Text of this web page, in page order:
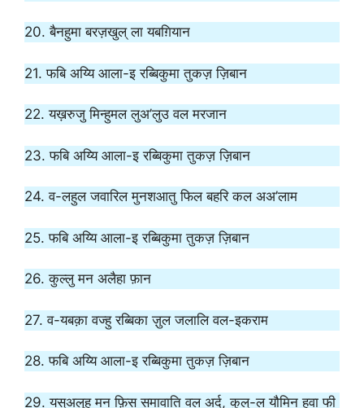
20. बैनहुमा बरज़खुल् ला यबग़ियान
21. फबि अय्यि आला-इ रब्बिकुमा तुकज़ ज़िबान
22. यख़रुजु मिन्हुमल लुअ’लुउ वल मरजान
23. फबि अय्यि आला-इ रब्बिकुमा तुकज़ ज़िबान
24. व-लहुल जवारिल मुनशआतु फिल बहरि कल अअ’लाम
25. फबि अय्यि आला-इ रब्बिकुमा तुकज़ ज़िबान
26. कुल्लु मन अलैहा फ़ान
27. व-यबक़ा वज्हु रब्बिका ज़ुल जलालि वल-इकराम
28. फबि अय्यि आला-इ रब्बिकुमा तुकज़ ज़िबान
29. यस्अलुहू मन फ़िस समावाति वल अर्द, कुल्-ल यौमिन हुवा फी